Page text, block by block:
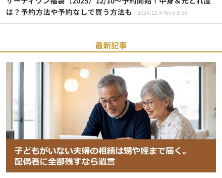
は？予約方法や予約なしで買う方法も
2024.12.4 Wed 8:00
最新記事